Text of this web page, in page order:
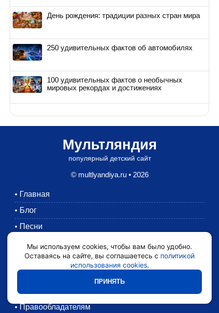
День рождения: традиции разных стран мира
250 удивительных фактов об автомобилях
100 удивительных фактов о необычных
мировых рекордах и достижениях
Мультляндия
популярный детский сайт
© multlyandiya.ru • 2026
• Главная
• Блог
• Песни
Раскраски
Картинки
•
•
• Правообладателям
Мы используем cookies, чтобы вам было удобно.
Оставаясь на сайте, вы соглашаетесь с политикой
использования cookies.
ПРИНЯТЬ